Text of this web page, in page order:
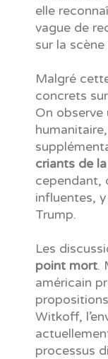
elle
vague de
sur la
Malgré
concrets
On observe
criants de
cependant,
influentes,
Trump.
Les
point mort.
américain
Witkoff,
processus